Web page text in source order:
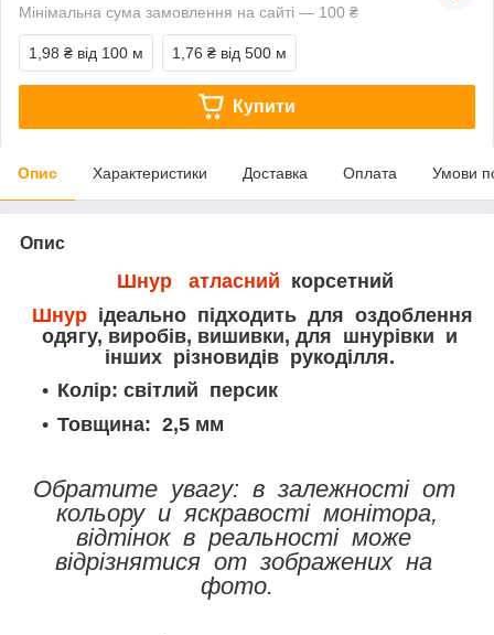
Мінімальна сума замовлення на сайті — 100 ₴
1,98 ₴ від 100 м 1,76 ₴ від 500 м
Купити
Опис Характеристики Доставка Оплата Умови
Опис
Шнур атласний корсетний
Шнур ідеально підходить для оздоблення
одягу, виробів, вишивки, для шнурівки и
інших різновидів рукоділля.
Колір: світлий персик
Товщина: 2,5 мм
Обратите увагу: в залежності от
кольору и яскравості монітора,
відтінок в реальності може
відрізнятися от зображених на
фото.